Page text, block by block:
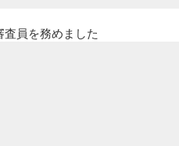
査員を務めました